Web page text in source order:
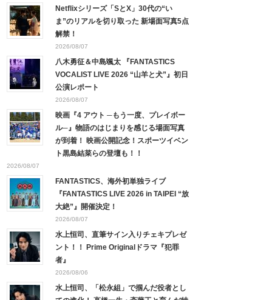
Netflixシリーズ「SとX」30代の“い
ま”のリアルを切り取った 新場面写真5点
解禁！
2026/08/07
八木勇征＆中島颯太 『FANTASTICS
VOCALIST LIVE 2026 “山羊と犬”』初日
公演レポート
2026/08/07
映画『4 アウト ─もう一度、プレイボー
ル─』物語のはじまりを感じる場面写真
が到着！ 映画公開記念！スポーツイベン
ト黒島結菜らの登壇も！！
2026/08/07
FANTASTICS、海外初単独ライブ
『FANTASTICS LIVE 2026 in TAIPEI “放
大絶”』開催決定！
2026/08/07
水上恒司、直筆サイン入りチェキプレゼ
ント！！ Prime Originalドラマ『犯罪
者』
2026/08/06
水上恒司、「松永組」で掴んだ役者とし